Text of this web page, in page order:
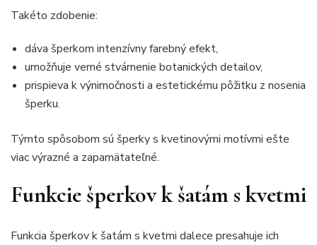
Takéto zdobenie:
dáva šperkom intenzívny farebný efekt,
umožňuje verné stvárnenie botanických detailov,
prispieva k výnimočnosti a estetickému pôžitku z nosenia
šperku.
Týmto spôsobom sú šperky s kvetinovými motívmi ešte
viac výrazné a zapamätateľné.
Funkcie šperkov k šatám s kvetmi
Funkcia šperkov k šatám s kvetmi dalece presahuje ich